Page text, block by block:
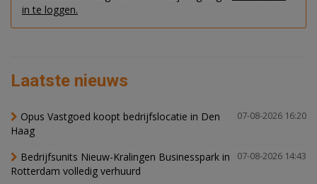
in te loggen.
Laatste nieuws
07-08-2026 16:20
Opus Vastgoed koopt bedrijfslocatie in Den
Haag
07-08-2026 14:43
Bedrijfsunits Nieuw-Kralingen Businesspark in
Rotterdam volledig verhuurd